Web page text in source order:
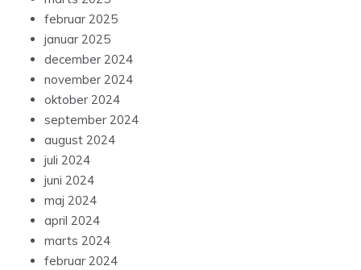
februar 2025
januar 2025
december 2024
november 2024
oktober 2024
september 2024
august 2024
juli 2024
juni 2024
maj 2024
april 2024
marts 2024
februar 2024